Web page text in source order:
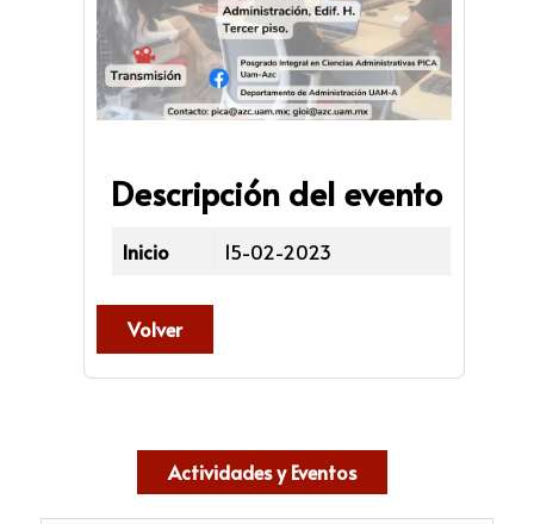
Descripción del evento
Inicio 15-02-2023
Volver
Actividades y Eventos